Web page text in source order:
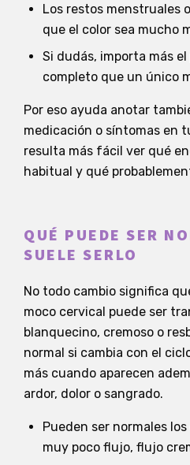
Los restos menstruales
que el color sea mucho
Si dudás, importa más
completo que un único
Por eso ayuda anotar
medicación o síntomas en
resulta más fácil ver qué
habitual y qué
QUÉ PUEDE SER
SUELE SERLO
No todo cambio significa
moco cervical puede ser
blanquecino, cremoso o
normal si cambia con el
más cuando aparecen
ardor, dolor o sangrado.
Pueden ser normales
muy poco flujo, flujo